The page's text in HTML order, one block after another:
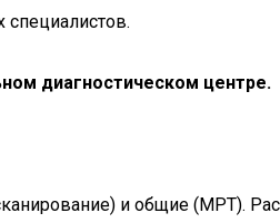
специалистов.
диагностическом центре.
и общие (МРТ).